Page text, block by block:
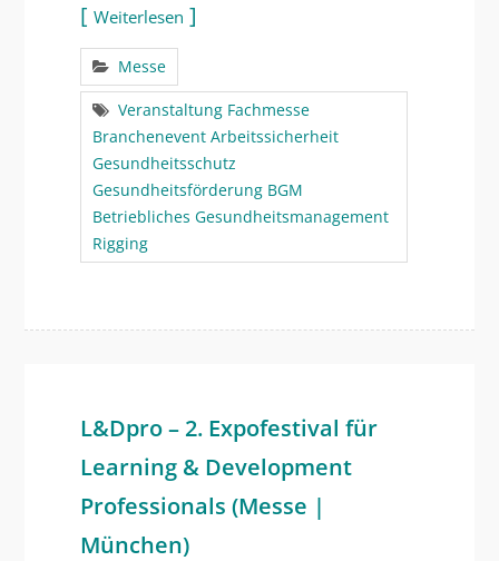
Weiterlesen
Messe
Veranstaltung Fachmesse
Branchenevent Arbeitssicherheit
Gesundheitsschutz
Gesundheitsförderung BGM
Betriebliches Gesundheitsmanagement
Rigging
L&Dpro – 2. Expofestival für
Learning & Development
Professionals (Messe |
München)